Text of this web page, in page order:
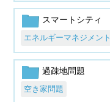
スマートシティ
エネルギーマネジメント
過疎地問題
空き家問題